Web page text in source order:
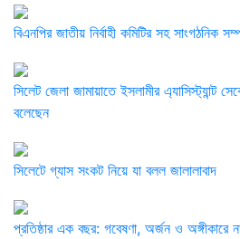
বিএনপির জাতীয় নির্বাহী কমিটির সহ সাংগঠনিক
সিলেট জেলা জামায়াতে ইসলামীর এ্যাসিস্ট্যান্ট
বলেছেন
সিলেটে গ্যাস সংকট নিয়ে যা বলল জালালাবাদ
প্রতিষ্ঠার এক বছর: গবেষণা, অর্জন ও অঙ্গীকারে